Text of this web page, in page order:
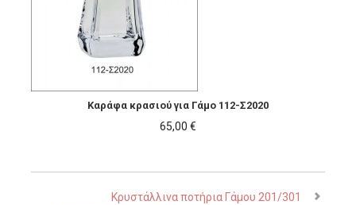
Καράφα κρασιού για Γάμο 112-Σ2020
65,00 €
Κρυστάλλινα ποτήρια Γάμου 201/301